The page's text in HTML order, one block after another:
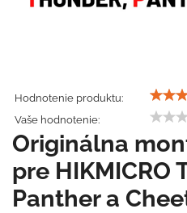
Hodnotenie produktu:
Vaše hodnotenie:
Originálna
pre HIKMICRO
Panther a